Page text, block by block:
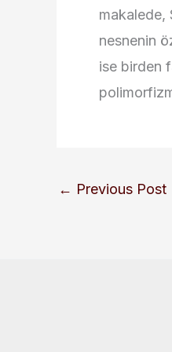
makalede,
nesnenin
ise birden
← Previous Post